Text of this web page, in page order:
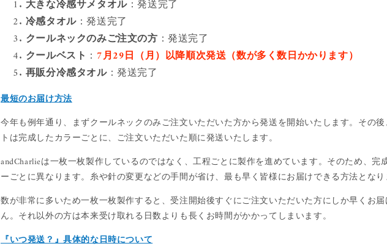
大きな冷感サメタオル：発送完了
冷感タオル：発送完了
クールネックのみご注文の方 ：発送完了
クールベスト ： 7月29日（月）以降順次発送（数が多く数日かかります）
再販分冷感タオル：発送完了
最短のお届け方法
今年も例年通り、まずクールネックのみご注文いただいた方から発送を開始いたします。その
トは完成したカラーごとに、ご注文いただいた順に発送いたします。
andCharlieは一枚一枚製作しているのではなく、工程ごとに製作を進めています。そのため、完
ーごとに異なります。糸や針の変更などの手間が省け、最も早く皆様にお届けできる方法となり
数が非常に多いため一枚一枚製作すると、受注開始後すぐにご注文いただいた方にしか早くお
ん。それ以外の方は本来受け取れる日数よりも長くお時間がかかってしまいます。
『いつ発送？』具体的な日時について